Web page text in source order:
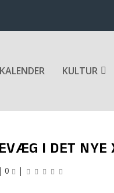
KALENDER KULTUR
I DET NYE
|0 |